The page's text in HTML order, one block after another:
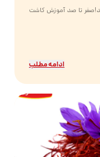
تا صد آموزش کاشت
ادامه مطلب